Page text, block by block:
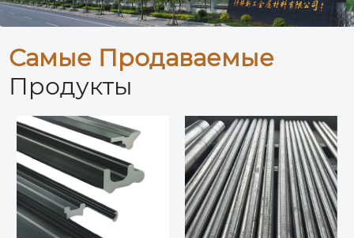
Самые Продаваемые
Продукты